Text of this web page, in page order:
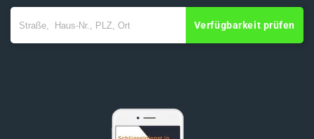
Verfügbarkeit prüfen